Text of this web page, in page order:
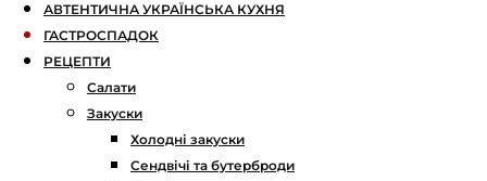
АВТЕНТИЧНА УКРАЇНСЬКА КУХНЯ
ГАСТРОСПАДОК
РЕЦЕПТИ
Салати
Закуски
Холодні закуски
Сендвічі та бутерброди